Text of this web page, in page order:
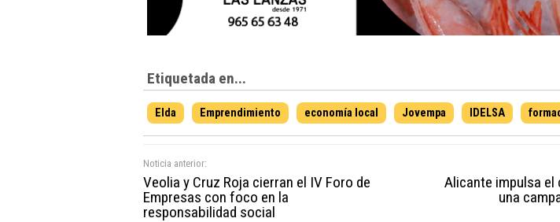
Etiquetada en...
Elda Emprendimiento economía local Jovempa IDELSA
Noticia anterior:
Veolia y Cruz Roja cierran el IV Foro de
Empresas con foco en la
responsabilidad social
Alicante impulsa
una